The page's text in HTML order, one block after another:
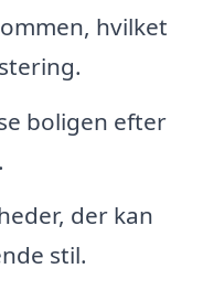
hvilket
boligen efter
der kan
stil.